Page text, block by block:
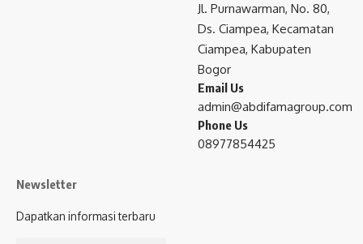
Jl. Purnawarman, No. 80,
Ds. Ciampea, Kecamatan
Ciampea, Kabupaten
Bogor
Email Us
admin@abdifamagroup.com
Phone Us
08977854425
Newsletter
Dapatkan informasi terbaru